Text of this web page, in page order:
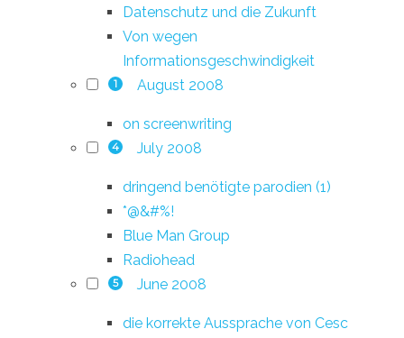
Datenschutz und die Zukunft
Von wegen
Informationsgeschwindigkeit
1 August 2008
on screenwriting
4 July 2008
dringend benötigte parodien (1)
*@&#%!
Blue Man Group
Radiohead
5 June 2008
die korrekte Aussprache von Cesc